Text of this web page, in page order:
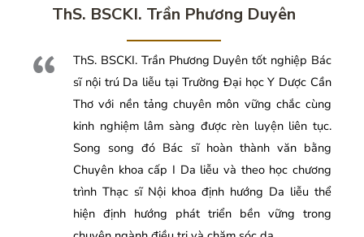
ThS. BSCKI. Trần Phương Duyên
ThS. BSCKI. Trần Phương Duyên tốt nghiệp Bác
sĩ nội trú Da liễu tại Trường Đại học Y Dược Cần
Thơ với nền tảng chuyên môn vững chắc cùng
kinh nghiệm lâm sàng được rèn luyện liên tục.
Song song đó Bác sĩ hoàn thành văn bằng
Chuyên khoa cấp I Da liễu và theo học chương
trình Thạc sĩ Nội khoa định hướng Da liễu thể
hiện định hướng phát triển bền vững trong